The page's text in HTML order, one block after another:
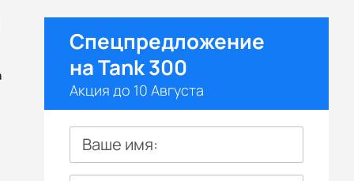
Спецпредложение
на Tank 300
Акция до 10 Августа
Ваше имя: